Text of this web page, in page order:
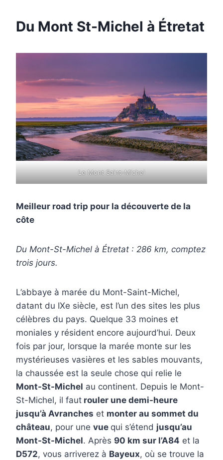
Du Mont St-Michel à Étretat
Le Mont Saint-Michel
Meilleur road trip pour la découverte de la
côte
Du Mont-St-Michel à Étretat : 286 km, comptez
trois jours.
L’abbaye à marée du Mont-Saint-Michel,
datant du IXe siècle, est l’un des sites les plus
célèbres du pays. Quelque 33 moines et
moniales y résident encore aujourd’hui. Deux
fois par jour, lorsque la marée monte sur les
mystérieuses vasières et les sables mouvants,
la chaussée est la seule chose qui relie le
Mont-St-Michel au continent. Depuis le Mont-
St-Michel, il faut rouler une demi-heure
jusqu’à Avranches et monter au sommet du
château, pour une vue qui s’étend jusqu’au
Mont-St-Michel. Après 90 km sur l’A84 et la
D572, vous arriverez à Bayeux, où se trouve la